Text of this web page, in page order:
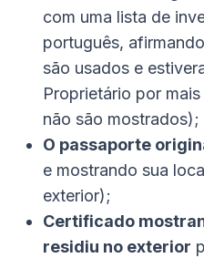
com uma lista de
português,
são usados e
Proprietário por
não são mostrados);
O passaporte
e mostrando sua
exterior);
Certificado
residiu no exterior